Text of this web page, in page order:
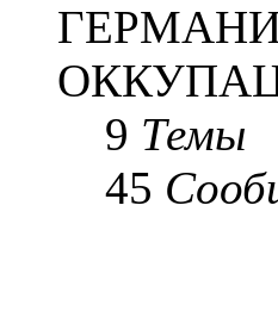
9 Темы
45